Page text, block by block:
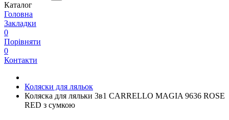
Каталог
Головна
Закладки
0
Порівняти
0
Контакти
Коляски для ляльок
Коляска для ляльки 3в1 CARRELLO MAGIA 9636 ROSE
RED з сумкою